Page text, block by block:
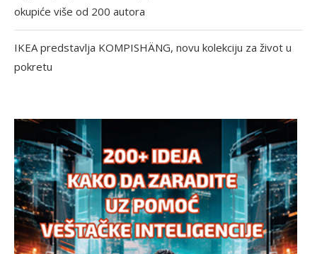
okupiće više od 200 autora
IKEA predstavlja KOMPISHÄNG, novu kolekciju za život u
pokretu